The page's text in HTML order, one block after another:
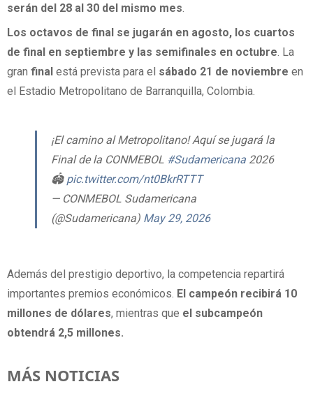
serán del 28 al 30 del mismo mes
Los octavos de final se jugarán en agosto, los cuartos
de final en septiembre y las semifinales en octubre. La
gran final está prevista para el sábado 21 de noviembre en
el Estadio Metropolitano de Barranquilla, Colombia.
¡El camino al Metropolitano! Aquí se jugará la
Final de la CONMEBOL #Sudamericana 2026
🏟️ pic.twitter.com/nt0BkrRTTT
— CONMEBOL Sudamericana
(@Sudamericana) May 29, 2026
Además del prestigio deportivo, la competencia repartirá
importantes premios económicos. El campeón recibirá 10
millones de dólares, mientras que el subcampeón
obtendrá 2,5 millones.
MÁS NOTICIAS